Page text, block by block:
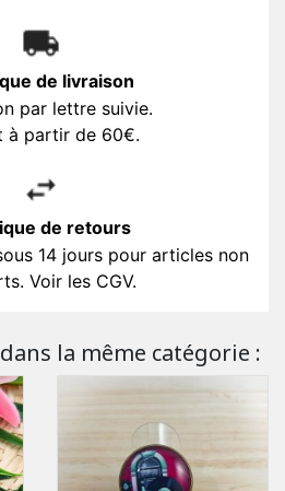
de livraison
par lettre suivie.
à partir de 60€.
de retours
14 jours pour articles non
Voir les CGV.
la même catégorie :